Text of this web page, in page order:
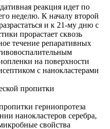
реакция идет по
неделю. К началу второй
и к 21-му дню с
прорастает сквозь
течение репаративных
на поверхности
с нанокластерами
пропитки
герниопротеза
нанокластеров серебра,
свойства